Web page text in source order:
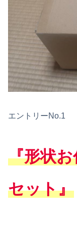
エントリーNo.1
『形状
セット』